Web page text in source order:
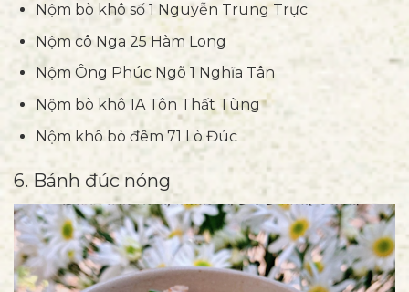
Nộm bò khô số 1 Nguyễn Trung Trực
Nộm cô Nga 25 Hàm Long
Nộm Ông Phúc Ngõ 1 Nghĩa Tân
Nộm bò khô 1A Tôn Thất Tùng
Nộm khô bò đêm 71 Lò Đúc
6. Bánh đúc nóng